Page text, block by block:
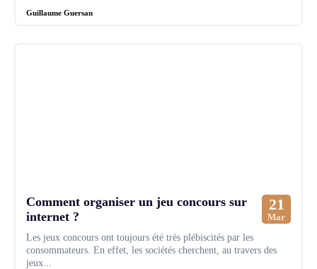
Guillaume Guersan
Comment organiser un jeu concours sur
internet ?
21
Mar
Les jeux concours ont toujours été très plébiscités par les
consommateurs. En effet, les sociétés cherchent, au travers des
jeux...